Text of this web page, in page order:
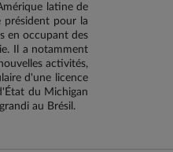
latine de
pour la
en occupant des
Il a notamment
activités,
d'une licence
du Michigan
au Brésil.